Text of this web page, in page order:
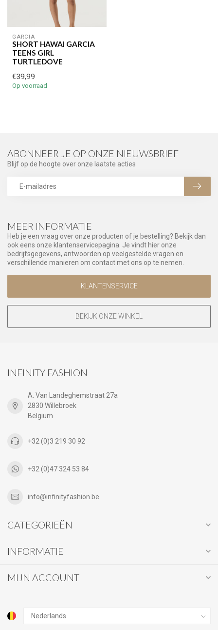
GARCIA
SHORT HAWAI GARCIA
TEENS GIRL
TURTLEDOVE
€39,99
Op voorraad
MEER INFORMATIE
Heb je een vraag over onze producten of je bestelling? Bekijk dan
ook eens onze klantenservicepagina. Je vindt hier onze
bedrijfsgegevens, antwoorden op veelgestelde vragen en
verschillende manieren om contact met ons op te nemen.
KLANTENSERVICE
BEKIJK ONZE WINKEL
ABONNEER JE OP ONZE NIEUWSBRIEF
Blijf op de hoogte over onze laatste acties
INFINITY FASHION
A. Van Landeghemstraat 27a
2830 Willebroek
Belgium
+32 (0)3 219 30 92
+32 (0)47 324 53 84
info@infinityfashion.be
CATEGORIEËN
INFORMATIE
MIJN ACCOUNT